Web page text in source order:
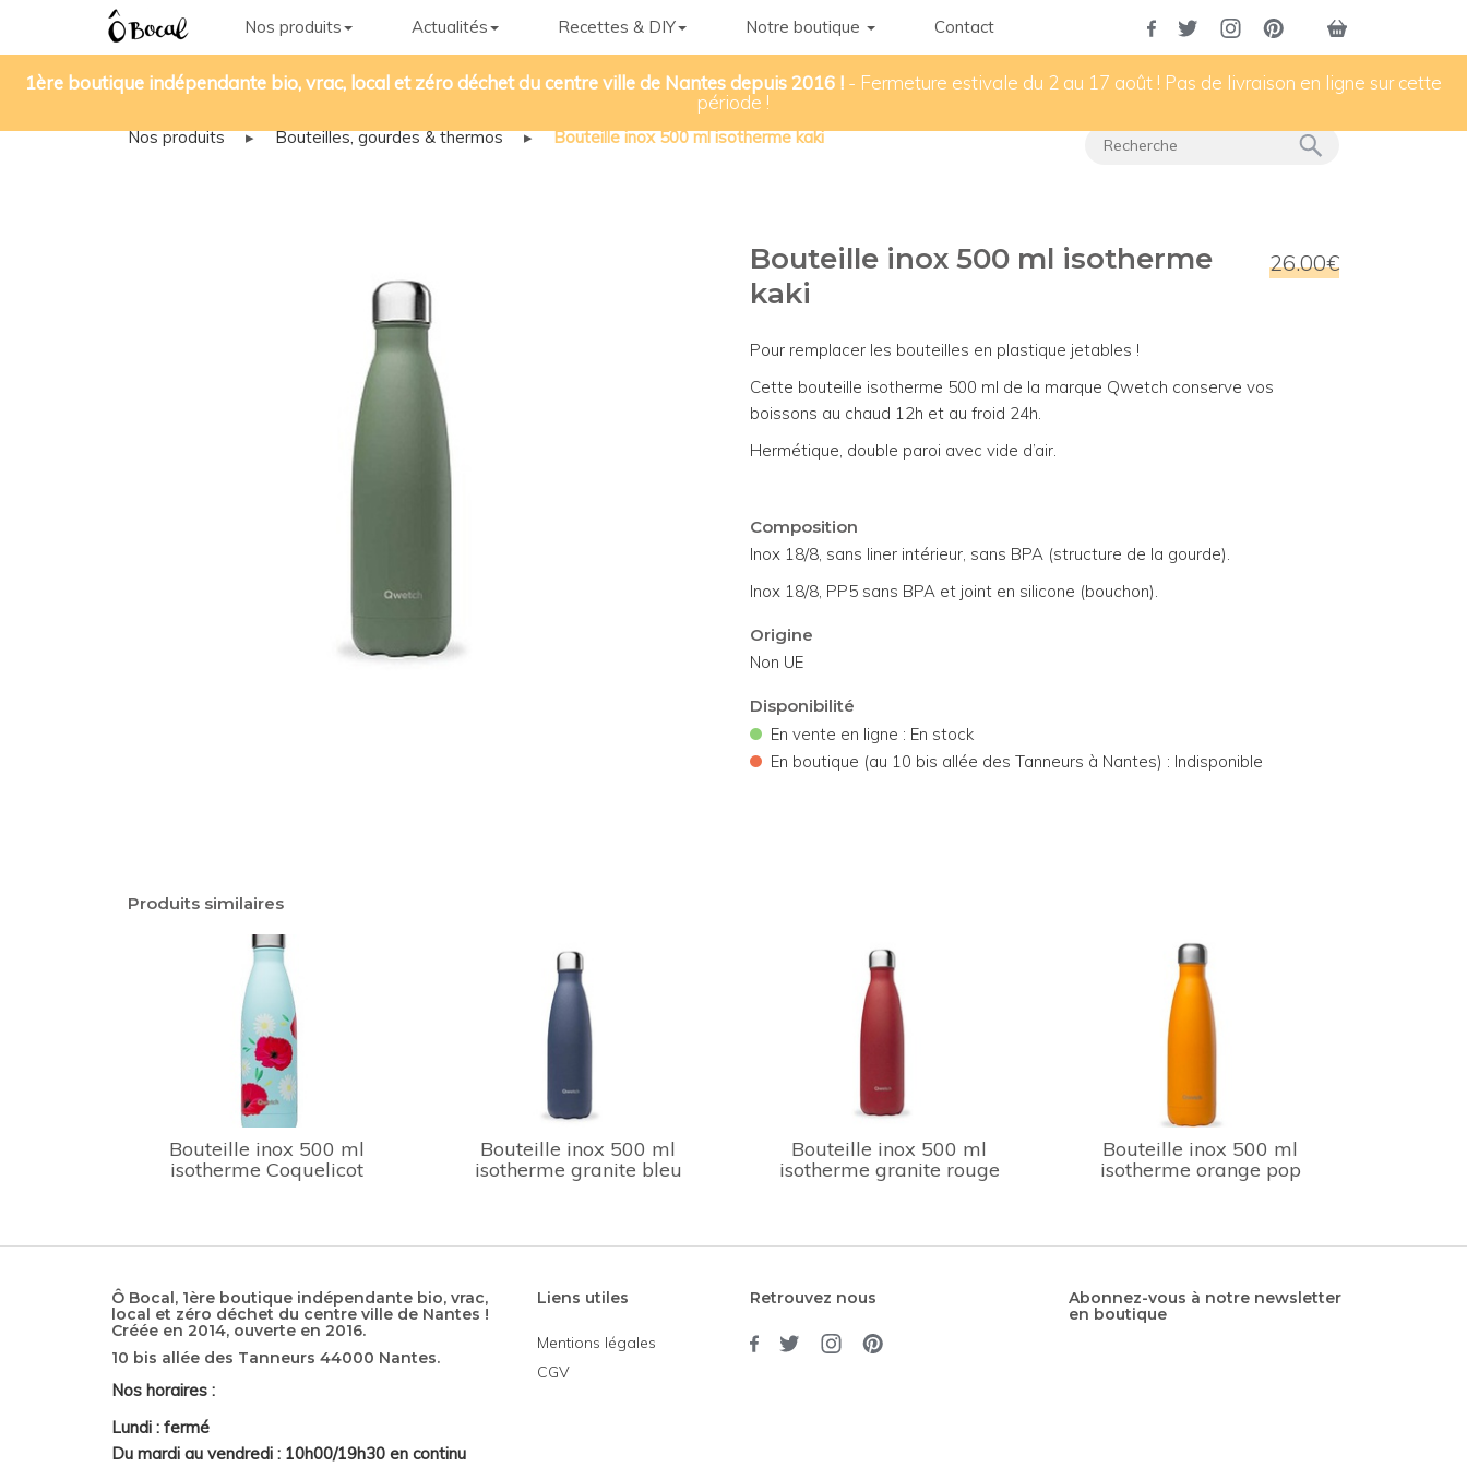
Nos produits Actualités Recettes & DIY Notre boutique Contact
1ère boutique indépendante bio, vrac, local et zéro déchet du centre ville de Nantes depuis 2016 ! - Fermeture estivale du 2 au 17 août ! Pas de livraison en ligne sur cette
période !
Nos produits ▸ Bouteilles, gourdes & thermos ▸ Bouteille inox 500 ml isotherme kaki
26.00€
Bouteille inox 500 ml isotherme
kaki
Pour remplacer les bouteilles en plastique jetables !
Cette bouteille isotherme 500 ml de la marque Qwetch conserve vos
boissons au chaud 12h et au froid 24h.
Hermétique, double paroi avec vide d’air.
Composition
Inox 18/8, sans liner intérieur, sans BPA (structure de la gourde).
Inox 18/8, PP5 sans BPA et joint en silicone (bouchon).
Origine
Non UE
Disponibilité
• En vente en ligne : En stock
• En boutique (au 10 bis allée des Tanneurs à Nantes) : Indisponible
Produits similaires
Bouteille inox 500 ml
isotherme Coquelicot
Bouteille inox 500 ml
isotherme granite bleu
Bouteille inox 500 ml
isotherme granite rouge
Bouteille inox 500 ml
isotherme orange pop
Ô Bocal, 1ère boutique indépendante bio, vrac,
local et zéro déchet du centre ville de Nantes !
Créée en 2014, ouverte en 2016.
10 bis allée des Tanneurs 44000 Nantes.
Nos horaires :
Lundi : fermé
Du mardi au vendredi : 10h00/19h30 en continu
Liens utiles
Mentions légales
CGV
Retrouvez nous
Abonnez-vous à notre newsletter
en boutique